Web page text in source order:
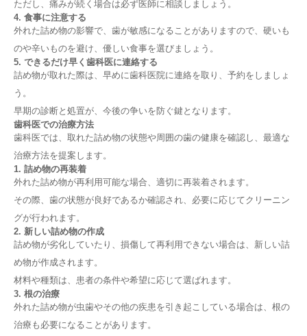
ただし、痛みが続く場合は必ず医師に相談しましょう。
4. 食事に注意する
外れた詰め物の影響で、歯が敏感になることがありますので、硬いも
のや辛いものを避け、優しい食事を選びましょう。
5. できるだけ早く歯科医に連絡する
詰め物が取れた際は、早めに歯科医院に連絡を取り、予約をしましょ
う。
早期の診断と処置が、今後の争いを防ぐ鍵となります。
歯科医での治療方法
歯科医では、取れた詰め物の状態や周囲の歯の健康を確認し、最適な
治療方法を提案します。
1. 詰め物の再装着
外れた詰め物が再利用可能な場合、適切に再装着されます。
その際、歯の状態が良好であるか確認され、必要に応じてクリーニン
グが行われます。
2. 新しい詰め物の作成
詰め物が劣化していたり、損傷して再利用できない場合は、新しい詰
め物が作成されます。
材料や種類は、患者の条件や希望に応じて選ばれます。
3. 根の治療
外れた詰め物が虫歯やその他の疾患を引き起こしている場合は、根の
治療も必要になることがあります。